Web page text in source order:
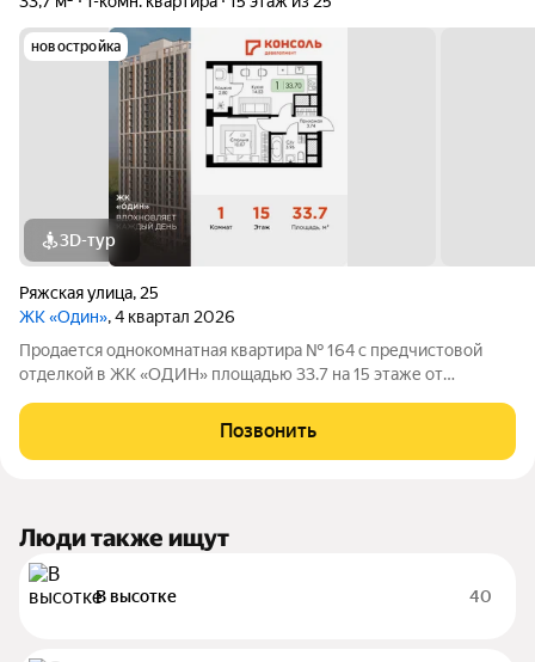
новостройка
3D-тур
Ряжская улица, 25
ЖК «Один», 4 квартал 2026
Продается однокомнатная квартира № 164 с предчистовой
отделкой в ЖК «ОДИН» площадью 33.7 на 15 этаже от
Позвонить
Люди также ищут
В высотке 40